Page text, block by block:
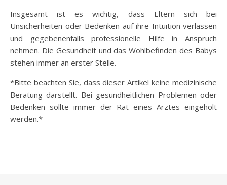
Insgesamt ist es wichtig, dass Eltern sich bei
Unsicherheiten oder Bedenken auf ihre Intuition verlassen
und gegebenenfalls professionelle Hilfe in Anspruch
nehmen. Die Gesundheit und das Wohlbefinden des Babys
stehen immer an erster Stelle.
*Bitte beachten Sie, dass dieser Artikel keine medizinische
Beratung darstellt. Bei gesundheitlichen Problemen oder
Bedenken sollte immer der Rat eines Arztes eingeholt
werden.*